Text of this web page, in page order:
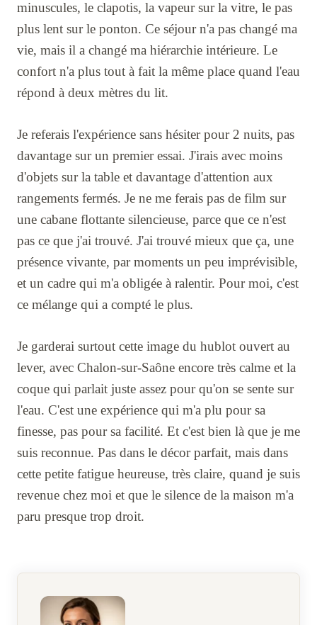
minuscules, le clapotis, la vapeur sur la vitre, le pas
plus lent sur le ponton. Ce séjour n'a pas changé ma
vie, mais il a changé ma hiérarchie intérieure. Le
confort n'a plus tout à fait la même place quand l'eau
répond à deux mètres du lit.
Je referais l'expérience sans hésiter pour 2 nuits, pas
davantage sur un premier essai. J'irais avec moins
d'objets sur la table et davantage d'attention aux
rangements fermés. Je ne me ferais pas de film sur
une cabane flottante silencieuse, parce que ce n'est
pas ce que j'ai trouvé. J'ai trouvé mieux que ça, une
présence vivante, par moments un peu imprévisible,
et un cadre qui m'a obligée à ralentir. Pour moi, c'est
ce mélange qui a compté le plus.
Je garderai surtout cette image du hublot ouvert au
lever, avec Chalon-sur-Saône encore très calme et la
coque qui parlait juste assez pour qu'on se sente sur
l'eau. C'est une expérience qui m'a plu pour sa
finesse, pas pour sa facilité. Et c'est bien là que je me
suis reconnue. Pas dans le décor parfait, mais dans
cette petite fatigue heureuse, très claire, quand je suis
revenue chez moi et que le silence de la maison m'a
paru presque trop droit.